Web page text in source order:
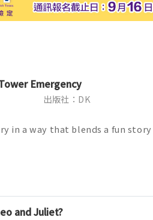
Emergency
出版社：DK
in a way that blends a fun
and Juliet?